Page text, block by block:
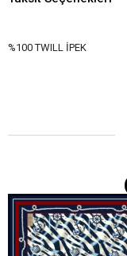
%100 TWILL İPEK